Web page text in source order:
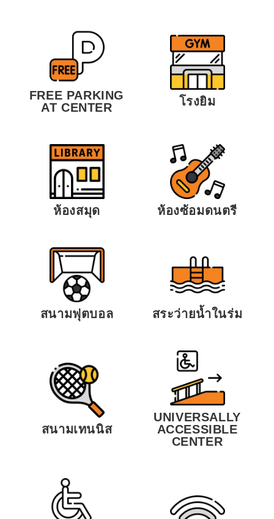
FREE PARKING
AT CENTER
โรงยิม
ห้องสมุด ห้องซ้อมดนตรี
สนามฟุตบอล สระว่ายน้ำในร่ม
สนามเทนนิส
UNIVERSALLY
ACCESSIBLE
CENTER